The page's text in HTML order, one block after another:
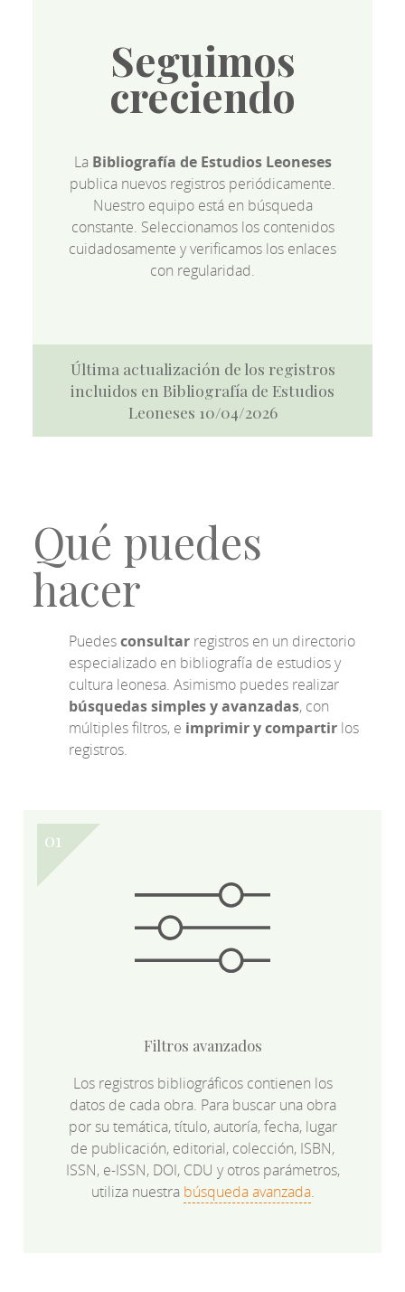
Seguimos
creciendo
La Bibliografía de Estudios Leoneses
publica nuevos registros periódicamente.
Nuestro equipo está en búsqueda
constante. Seleccionamos los contenidos
cuidadosamente y verificamos los enlaces
con regularidad.
Última actualización de los registros
incluidos en Bibliografía de Estudios
Leoneses 10/04/2026
Qué puedes
hacer
Puedesconsultar registros en un directorio
especializado en bibliografía de estudios y
cultura leonesa. Asimismo puedes realizar
búsquedas simples y avanzadas, con
múltiples filtros, e imprimir y compartir los
registros.
Filtros avanzados
Los registros bibliográficos contienen los
datos de cada obra. Para buscar una obra
por su temática, título, autoría, fecha, lugar
de publicación, editorial, colección, ISBN,
ISSN, e-ISSN, DOI, CDU y otros parámetros,
utiliza nuestra búsqueda avanzada.